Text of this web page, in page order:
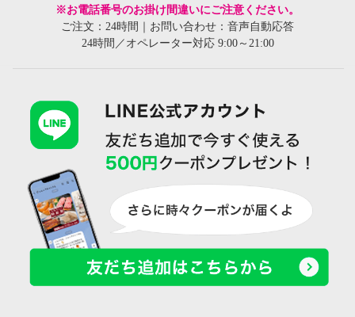
※お電話番号のお掛け間違いにご注意ください。
ご注文：24時間｜お問い合わせ：音声自動応答
24時間／オペレーター対応 9:00～21:00